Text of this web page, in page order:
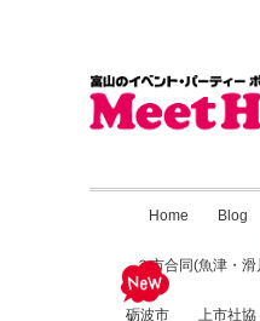
Home Blog
３市合同(魚津・
砺波市 上市社協